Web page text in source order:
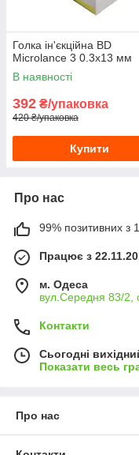
Голка ін'єкційна ВD
Microlance 3 0.3х13 мм
В наявності
392 ₴/упаковка
420 ₴/упаковка
Купити
Про нас
99% позитивних з
Працює з
м. Одеса
вул.Середня 83/2,
Контакти
Сьогодні
Показати весь
Про нас